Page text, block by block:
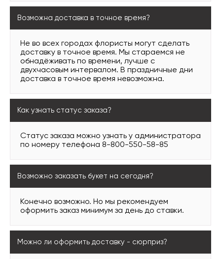
Возможна доставка в точное время?
Не во всех городах флористы могут сделать
доставку в точное время. Мы стараемся не
обнадёживать по времени, лучше с
двухчасовым интервалом. В праздничные дни
доставка в точное время невозможна.
Как узнать статус заказа?
Статус заказа можно узнать у администратора
по номеру телефона 8-800-550-58-85
Возможно заказать букет на сегодня?
Конечно возможно. Но мы рекомендуем
оформить заказ минимум за день до ставки.
Можно ли оформить доставку - сюрприз?